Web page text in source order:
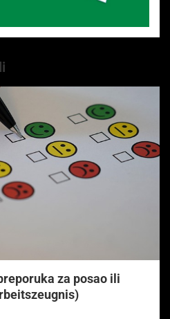
za posao ili